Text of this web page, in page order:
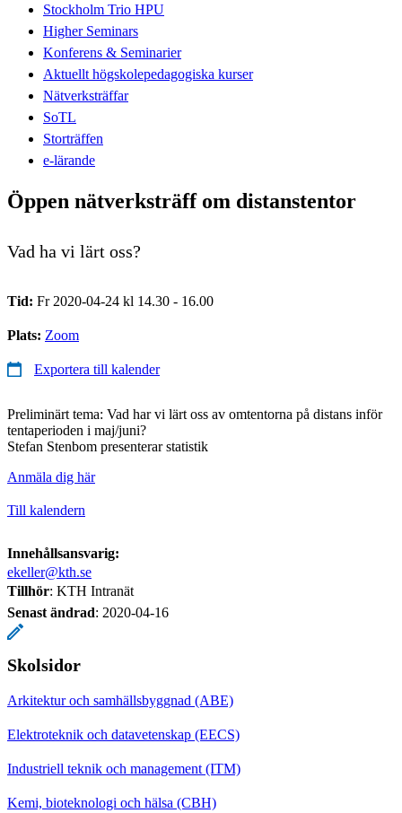
Stockholm Trio HPU
Higher Seminars
Konferens & Seminarier
Aktuellt högskolepedagogiska kurser
Nätverksträffar
SoTL
Storträffen
e-lärande
Öppen nätverksträff om distanstentor
Vad ha vi lärt oss?
Tid: Fr 2020-04-24 kl 14.30 - 16.00
Plats: Zoom
Exportera till kalender
Preliminärt tema: Vad har vi lärt oss av omtentorna på distans inför
tentaperioden i maj/juni?
Stefan Stenbom presenterar statistik
Anmäla dig här
Till kalendern
Innehållsansvarig:
ekeller@kth.se
Tillhör: KTH Intranät
Senast ändrad: 2020-04-16
Skolsidor
Arkitektur och samhällsbyggnad (ABE)
Elektroteknik och datavetenskap (EECS)
Industriell teknik och management (ITM)
Kemi, bioteknologi och hälsa (CBH)